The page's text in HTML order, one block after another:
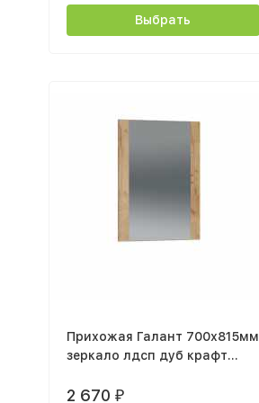
Выбрать
Прихожая Галант 700х815мм
зеркало лдсп дуб крафт
2 670 ₽